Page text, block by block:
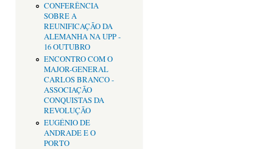
CONFERÊNCIA
SOBRE A
REUNIFICAÇÃO DA
ALEMANHA NA UPP -
16 OUTUBRO
ENCONTRO COM O
MAJOR-GENERAL
CARLOS BRANCO -
ASSOCIAÇÃO
CONQUISTAS DA
REVOLUÇÃO
EUGÉNIO DE
ANDRADE E O
PORTO